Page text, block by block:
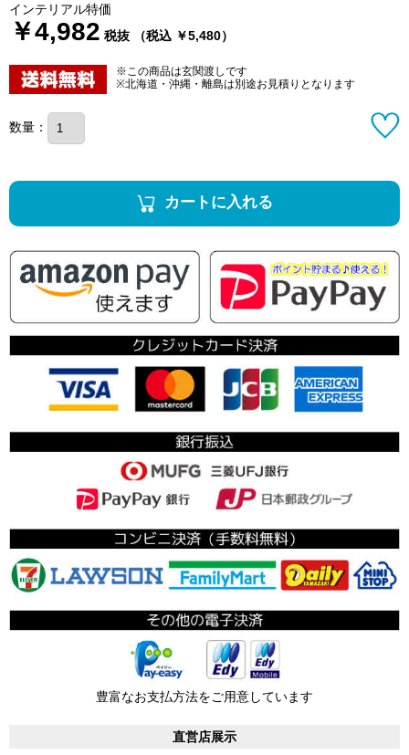
インテリアル特価
￥4,982 税抜 （税込 ￥5,480）
※この商品は玄関渡しです
※北海道・沖縄・離島は別途お見積りとなります
数量：
カートに入れる
豊富なお支払方法をご用意しています
直営店展示